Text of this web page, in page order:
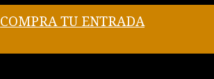
COMPRA TU ENTRADA